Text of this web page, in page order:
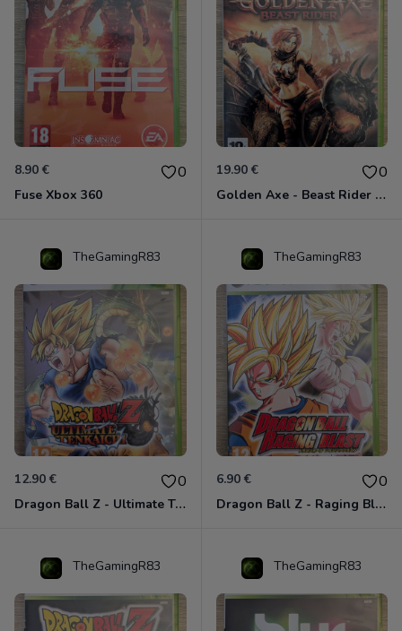
8.90 € 0
Fuse Xbox 360
19.90 € 0
Golden Axe - Beast Rider Xbox 360
TheGamingR83
12.90 € 0
Dragon Ball Z - Ultimate Tenkaichi Xbox 360
TheGamingR83
6.90 € 0
Dragon Ball Z - Raging Blast Xbox 360
TheGamingR83 TheGamingR83